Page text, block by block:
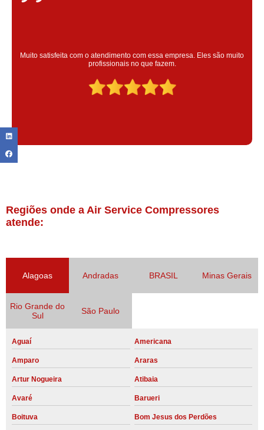
Super satisfeita com o serviço prestado, atendimento muito bom!
colaoradores educado e transparente, destaque para o colaborador
Claudinei excelente profissional!
Regiões onde a Air Service Compressores
atende:
Alagoas Andradas BRASIL Minas Gerais
Rio Grande do
Sul
São Paulo
Aguaí Americana
Amparo Araras
Artur Nogueira Atibaia
Avaré Barueri
Boituva Bom Jesus dos Perdões